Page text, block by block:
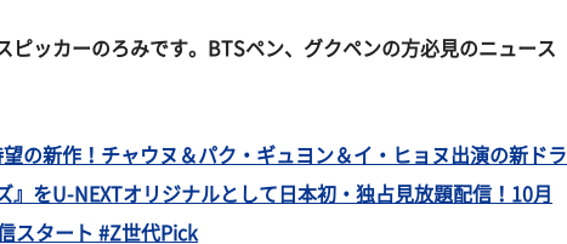
ピッカーのろみです。BTSペン、グクペンの方必見のニュース
の新作！チャウヌ＆パク・ギュヨン＆イ・ヒョヌ出演の新ドラ
』をU-NEXTオリジナルとして日本初・独占見放題配信！10月
スタート #Z世代Pick